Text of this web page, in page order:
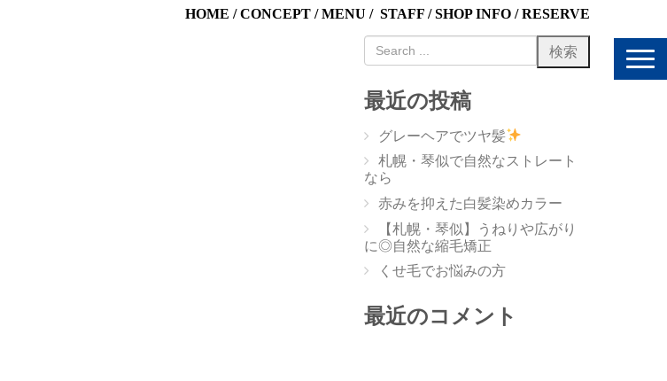
HOME /CONCEPT /MENU / STAFF /SHOP INFO /RESERVE
N
最近の投稿
グレーヘアでツヤ髪
札幌・琴似で自然なストレート
なら
赤みを抑えた白髪染めカラー
【札幌・琴似】うねりや広がり
に◎自然な縮毛矯正
くせ毛でお悩みの方
最近のコメント